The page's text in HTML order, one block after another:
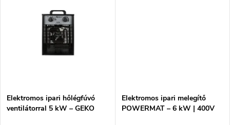
e
a
Elektromos ipari hőlégfúvó
ventilátorral 5 kW – GEKO
Elektromos ipari melegítő
POWERMAT – 6 kW | 400V